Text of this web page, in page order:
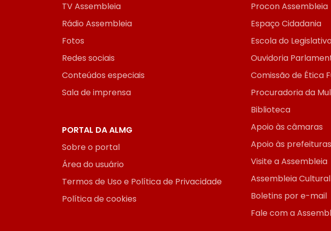
TV Assembleia
Rádio Assembleia
Fotos
Redes sociais
Conteúdos especiais
Sala de imprensa
Procon Assembleia
Espaço Cidadania
Escola do Legislativo
Ouvidoria
Comissão de Ética
Procuradoria da
Biblioteca
Apoio às câmaras
Apoio às prefeituras
Visite a Assembleia
Assembleia Cultural
Boletins por e-mail
Fale com a
PORTAL DA ALMG
Sobre o portal
Área do usuário
Termos de Uso e Política de Privacidade
Política de cookies